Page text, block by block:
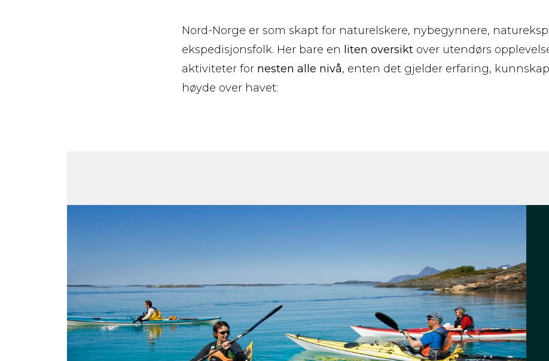
Nord-Norge er som skapt for naturelskere, nybegynnere,
ekspedisjonsfolk. Her bare en liten oversikt over utendørs
aktiviteter for nesten alle nivå, enten det gjelder erfaring,
høyde over havet: